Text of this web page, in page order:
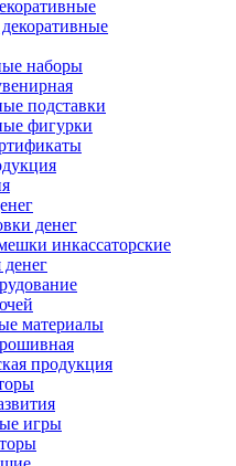
наборы
подставки
фигурки
денег
инкассаторские
материалы
продукция
игры